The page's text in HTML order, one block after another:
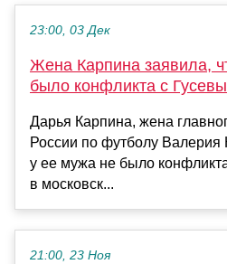
23:00, 03 Дек
Жена Карпина заявила,
было конфликта с
Дарья Карпина, жена
России по футболу Валерия
у ее мужа не было
в московск...
21:00, 23 Ноя